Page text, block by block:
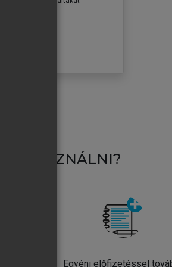
HASZNÁLNI?
Egyéni előfizetéssel